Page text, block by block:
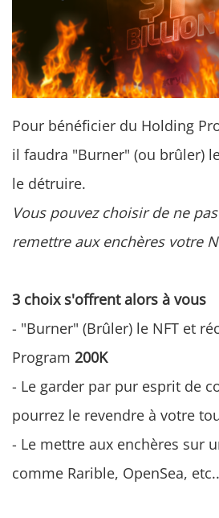
Pour bénéficier du Holding
il faudra "Burner" (ou brûler)
le détruire.
Vous pouvez choisir de ne
remettre aux enchères votre
3 choix s'offrent alors à vous
- "Burner" (Brûler) le NFT et
Program 200K
- Le garder par pur esprit de
pourrez le revendre à votre
- Le mettre aux enchères sur
comme Rarible, OpenSea,